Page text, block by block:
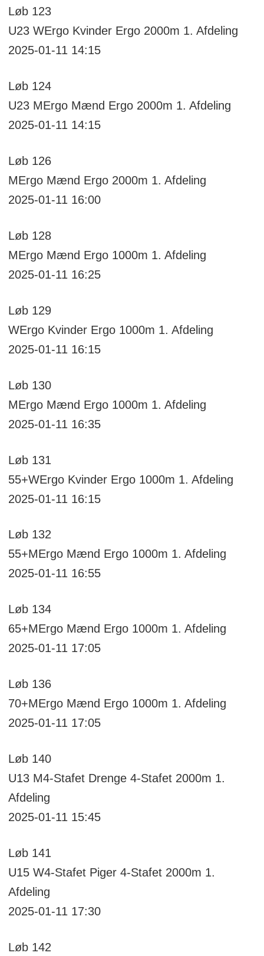
Løb 123
U23 WErgoKvinder Ergo 2000m 1. Afdeling
2025-01-11 14:15
Løb 124
U23 MErgoMænd Ergo 2000m 1. Afdeling
2025-01-11 14:15
Løb 126
MErgoMænd Ergo 2000m 1. Afdeling
2025-01-11 16:00
Løb 128
MErgoMænd Ergo 1000m 1. Afdeling
2025-01-11 16:25
Løb 129
WErgoKvinder Ergo 1000m 1. Afdeling
2025-01-11 16:15
Løb 130
MErgoMænd Ergo 1000m 1. Afdeling
2025-01-11 16:35
Løb 131
55+WErgoKvinder Ergo 1000m 1. Afdeling
2025-01-11 16:15
Løb 132
55+MErgoMænd Ergo 1000m 1. Afdeling
2025-01-11 16:55
Løb 134
65+MErgoMænd Ergo 1000m 1. Afdeling
2025-01-11 17:05
Løb 136
70+MErgoMænd Ergo 1000m 1. Afdeling
2025-01-11 17:05
Løb 140
U13 M4-StafetDrenge 4-Stafet 2000m 1.
Afdeling
2025-01-11 15:45
Løb 141
U15 W4-StafetPiger 4-Stafet 2000m 1.
Afdeling
2025-01-11 17:30
Løb 142